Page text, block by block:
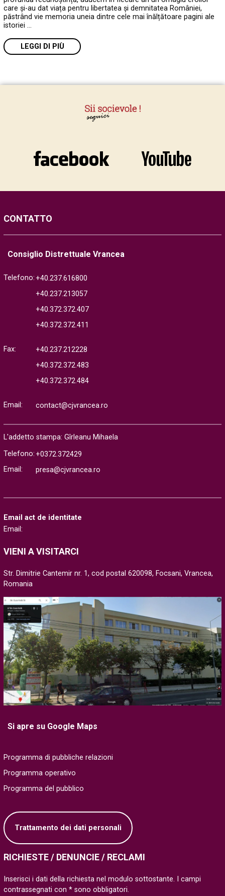
care și-au dat viața pentru libertatea și demnitatea României,
păstrând vie memoria uneia dintre cele mai înălțătoare pagini ale
istoriei …
LEGGI DI PIÙ
CONTATTO
Consiglio Distrettuale Vrancea
Telefono: +40.237.616800
+40.237.213057
+40.372.372.407
+40.372.372.411
Fax:
+40.237.212228
+40.372.372.483
+40.372.372.484
Email: contact@cjvrancea.ro
L'addetto stampa: Gîrleanu Mihaela
Telefono: +0372.372429
Email:
presa@cjvrancea.ro
Email act de identitate
Email:
VIENI A VISITARCI
Str. Dimitrie Cantemir nr. 1, cod postal 620098, Focsani, Vrancea,
Romania
Si apre su Google Maps
Programma di pubbliche relazioni
Programma operativo
Programma del pubblico
Trattamento dei dati personali
RICHIESTE / DENUNCIE / RECLAMI
Inserisci i dati della richiesta nel modulo sottostante. I campi
contrassegnati con * sono obbligatori.